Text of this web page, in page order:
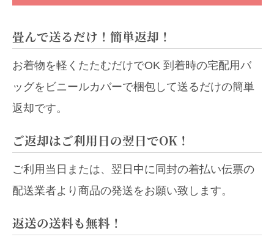
畳んで送るだけ！簡単返却！
お着物を軽くたたむだけでOK 到着時の宅配用バ
ッグをビニールカバーで梱包して送るだけの簡単
返却です。
ご返却はご利用日の翌日でOK！
ご利用当日または、翌日中に同封の着払い伝票の
配送業者より商品の発送をお願い致します。
返送の送料も無料！